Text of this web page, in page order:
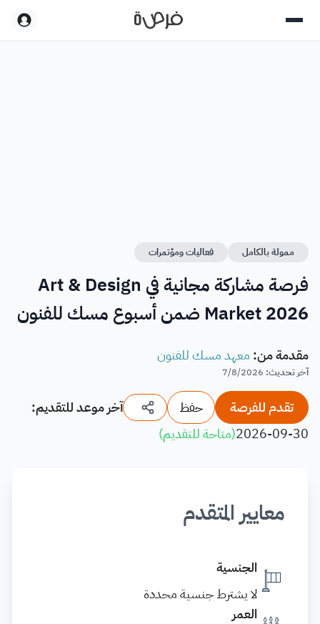
ممولة بالكامل فعاليات ومؤتمرات
فرصة مشاركة مجانية في Art & Design
Market 2026 ضمن أسبوع مسك للفنون
مقدمة من: معهد مسك للفنون
آخر تحديث:
7/8/2026
تقدم للفرصة حفظ
آخر موعد للتقديم:
2026-09-30
(متاحة للتقديم)
معايير المتقدم
الجنسية
لا يشترط جنسية محددة
العمر